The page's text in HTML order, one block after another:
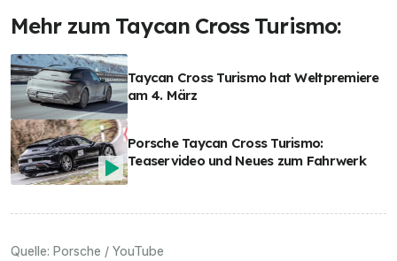
Mehr zum Taycan Cross Turismo:
Taycan Cross Turismo hat Weltpremiere
am 4. März
Porsche Taycan Cross Turismo:
Teaservideo und Neues zum Fahrwerk
Quelle: Porsche / YouTube